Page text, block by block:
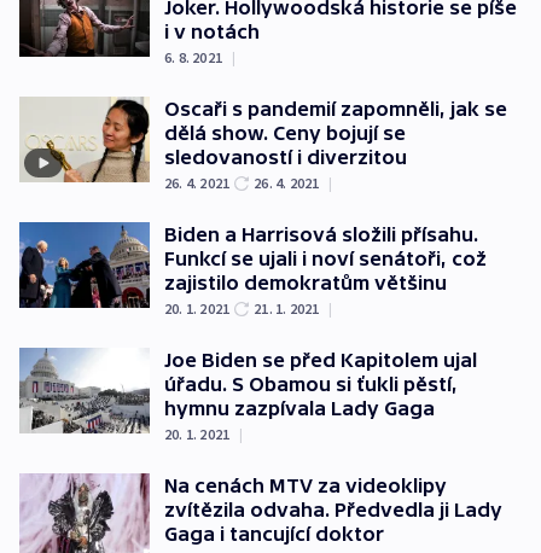
Joker. Hollywoodská historie se píše
i v notách
6. 8. 2021 |
Oscaři s pandemií zapomněli, jak se
dělá show. Ceny bojují se
sledovaností i diverzitou
26. 4. 2021 26. 4. 2021 |
Biden a Harrisová složili přísahu.
Funkcí se ujali i noví senátoři, což
zajistilo demokratům většinu
20. 1. 2021 21. 1. 2021 |
Joe Biden se před Kapitolem ujal
úřadu. S Obamou si ťukli pěstí,
hymnu zazpívala Lady Gaga
20. 1. 2021 |
Na cenách MTV za videoklipy
zvítězila odvaha. Předvedla ji Lady
Gaga i tancující doktor